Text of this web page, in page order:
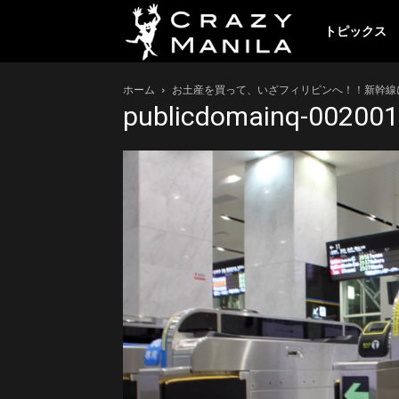
レ
イ
ー
マ
トピックス
ホーム お土産を買って、いざフィリピンへ！！新幹
publicdomainq-